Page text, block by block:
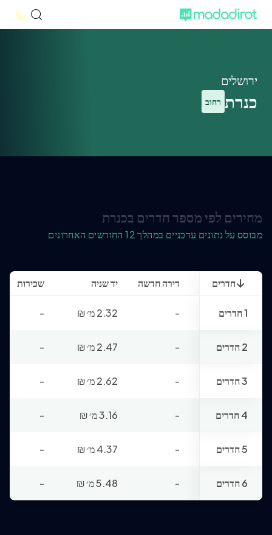
ירושלים
כנרת רחוב
מחירים לפי מספר חדרים בכנרת
מבוסס על נתונים עדכניים במהלך 12 החודשים האחרונים
חדרים דירה חדשה יד שניה שכירות
1 חדרים - 2.32 מ׳ ₪
-
2 חדרים - 2.47 מ׳ ₪
-
3 חדרים - 2.62 מ׳ ₪
-
4 חדרים - 3.16 מ׳ ₪
-
5 חדרים - 4.37 מ׳ ₪
-
6 חדרים - 5.48 מ׳ ₪
-